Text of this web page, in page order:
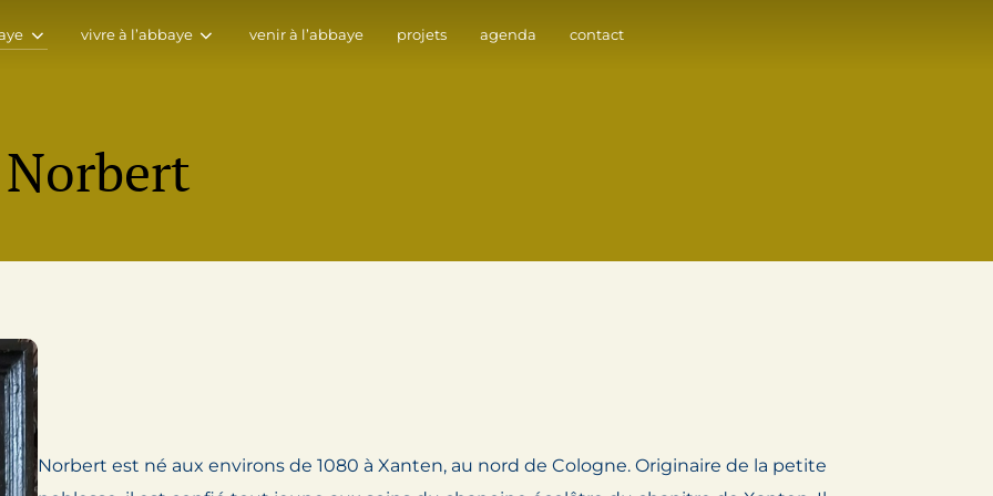
vivre à l’abbaye venir à l’abbaye projets agenda contact
Norbert est né aux environs de 1080 à Xanten, au nord de Cologne. Originaire de la petite